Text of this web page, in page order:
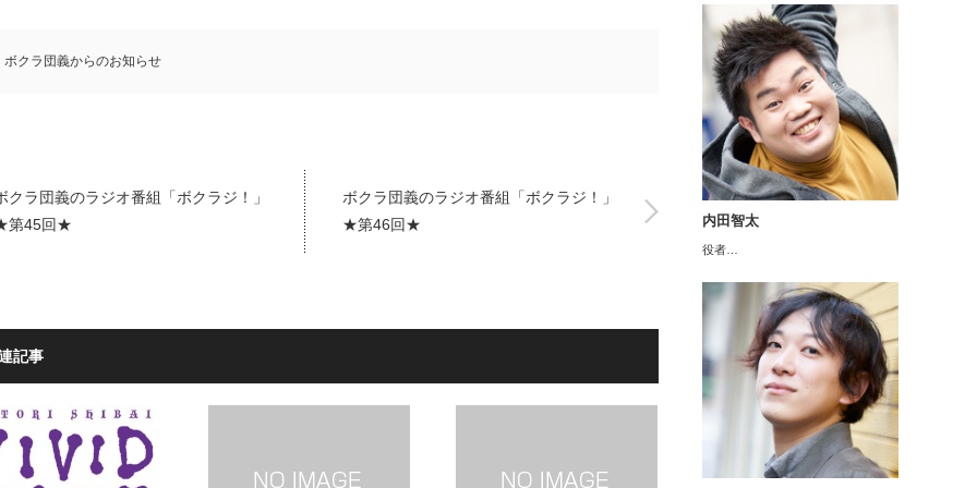
ボクラ団義からのお知らせ
クラ団義のラジオ番組「ボクラジ！」
第45回★
ボクラ団義のラジオ番組「ボクラジ！」
★第46回★
記事
内田智太
役者…